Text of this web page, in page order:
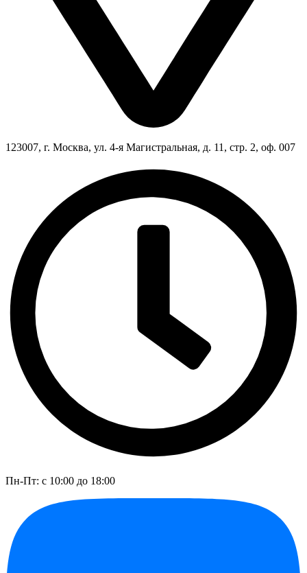
123007, г. Москва, ул. 4-я Магистральная, д. 11, стр. 2, оф. 007
Пн-Пт: с 10:00 до 18:00